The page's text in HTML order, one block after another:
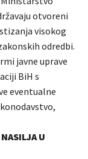
otvoreni
visokog
odredbi.
javne uprave
BiH s
eventualne
U